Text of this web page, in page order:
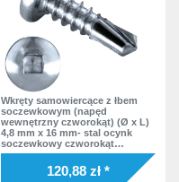
Wkręty samowiercące z łbem
soczewkowym (napęd
wewnętrzny czworokąt) (Ø x L)
4,8 mm x 16 mm- stal ocynk
soczewkowy czworokąt
wewnątrz Podkładka bez
podkładki DIN7504 SQ Norma
zakładowa120,88 zł *